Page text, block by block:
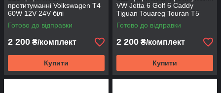
протитуманні Volkswagen T4
60W 12V 24V білі
Готово до відправки
2 200 ₴/комплект
Купити
VW Jetta 6 Golf 6 Caddy
Tiguan Touareg Touran T5
60W 12V 24V
Готово до відправки
2 200 ₴/комплект
Купити